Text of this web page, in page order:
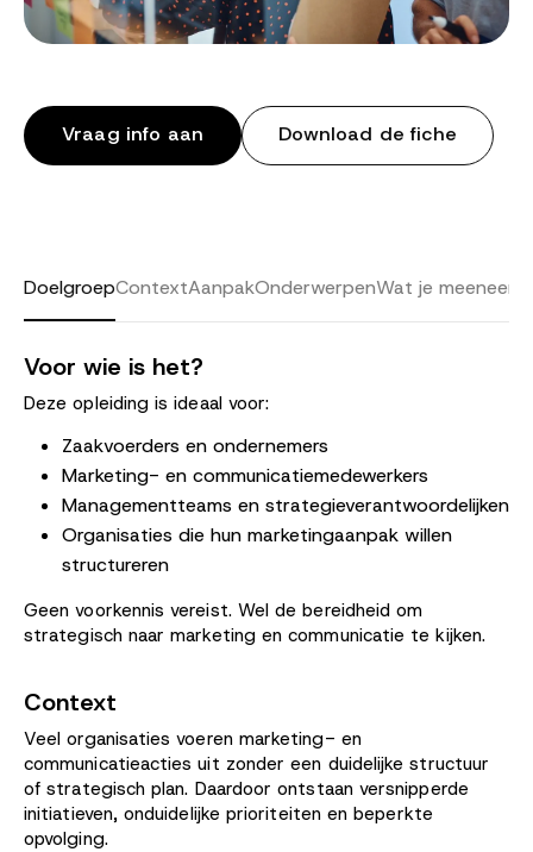
Vraag info aan Download de fiche
DoelgroepContextAanpakOnderwerpenWat je meeneemt
Voor wie is het?
Deze opleiding is ideaal voor:
Zaakvoerders en ondernemers
Marketing- en communicatiemedewerkers
Managementteams en strategieverantwoordelijken
Organisaties die hun marketingaanpak willen
structureren
Geen voorkennis vereist. Wel de bereidheid om
strategisch naar marketing en communicatie te kijken.
Context
Veel organisaties voeren marketing- en
communicatieacties uit zonder een duidelijke structuur
of strategisch plan. Daardoor ontstaan versnipperde
initiatieven, onduidelijke prioriteiten en beperkte
opvolging.